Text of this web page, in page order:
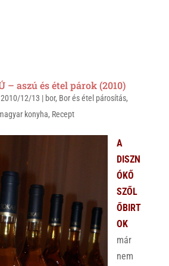
– aszú és étel párok (2010)
2010/12/13 | bor, Bor és étel párosítás,
konyha, Recept
A
DISZN
ÓKŐ
SZŐL
ŐBIRT
OK
már
nem